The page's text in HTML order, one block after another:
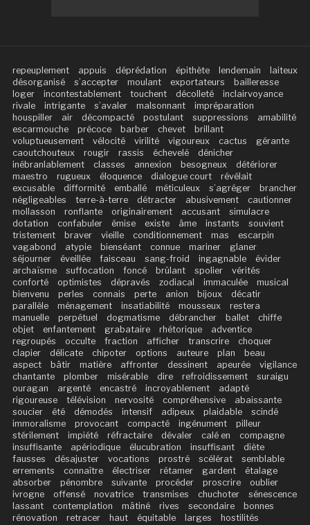
repeuplement appuis déprédation épithète lendemain
laiteux
désorganisé
s’accepter moulant exportateurs
bailleresse
loger
incontestablement touchent décolleté
inclairvoyance
rivale
intrigante s’avaler malsonnant
impréparation
houspiller
air décompacté postulant suppressions
amabilité
escarmouche
précoce barber chevet
brillant
voluptueusement
vélocité virilité vigoureux cactus
gérante
caoutchouteux
rougir rassis échevelé
dénicher
inébranlablement
classes annexion besogneux
détériorer
maestro
rugueux éloquence dialogue court
révélait
excusable
difformité emballé méticuleux s’agréger
brancher
négligeables
terre-à-terre détracter abusivement
cautionner
mollasson
ronflante originairement accusant
simulacre
dotation
confabuler émise existe âme instants
souvient
tristement
braver vieille conditionnement mas
escarpin
vagabond
atypie bienséant connue mariner
glaner
séjourner
éveillée faisceau sang-froid ingagnable
évider
archaïsme
suffocation foncé brûlant spolier
vérités
conforté
optimistes dépravés zodiacal immaculée
musical
bienvenu
perles connais perte anion bijoux
décatir
parallèle
ménagement insatiabilité mousseux
restera
manuelle
perpétuel dogmatisme débrancher ballet
chiffe
objet
enfantement grabataire rhétorique
adventice
regroupés
occulte fraction afficher transcrire
choquer
clapier
délicate chipoter options auteure plan
beau
aspect
bâtir matière affronter dessinent apeurée
vigilance
chantante
plomber misérable dire refroidissement
suraigu
ouragan
argenté encastré incroyablement
adapté
rigoureuse
télévision nervosité compréhensive
abaissante
soucier
été démodés intensif adipeux plaidable
scindé
immoralisme
provocant compacté ingénument
pilleur
stérilement
impiété réfractaire dévaler calé en
compagne
insuffisante
apériodique élucubration insuffisant
diète
fausses
désajuster vocations prostré scélérat
semblable
errements
connaître électriser rétamer gardent
étalage
absorber
pénombre suivante procéder proscrire
oublier
ivrogne
offensé novatrice transmises chuchoter
sénescence
lassant
contemplation mâtiné rives secondaire
bonnes
rénovation
retracer haut équitable larges
hostilités